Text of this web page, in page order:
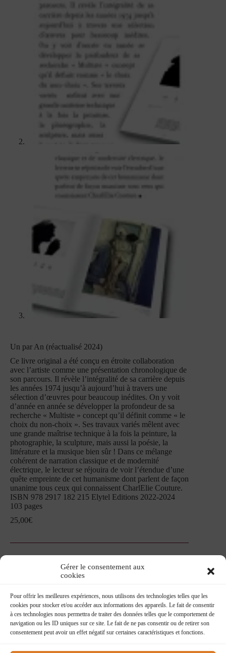
Gérer le consentement aux
cookies
Pour offrir les meilleures expériences, nous utilisons des technologies telles que les
cookies pour stocker et/ou accéder aux informations des appareils. Le fait de consentir
à ces technologies nous permettra de traiter des données telles que le comportement de
navigation ou les ID uniques sur ce site. Le fait de ne pas consentir ou de retirer son
consentement peut avoir un effet négatif sur certaines caractéristiques et fonctions.
Un par An (réactualisé 2024)
Ce livre original a été conçu en étroite collaboration
avec l’artiste comme une présentation chronologique de
son parcours. Il révèle l’intégralité de sa carrière depuis
les années 1974 jusqu’à aujourd’hui à travers une
sélection d’œuvres pour beaucoup inédites. On y voit
d’année en année se développer la profondeur de sa
recherche « Multiste » concept qu’il définit comme « le
choix du non-choix ». Ses travaux variés mêlent avec
une grande maîtrise technique à la fois la peinture, la
photographie, la sculpture, mais aussi la poésie, la
littérature et la musique bien sûr ! Dans ce mélange
cohérent de narration classique et de modernité
électrique, le lecteur se réjouira de voir l’étendue d’une
quête empreinte de cet humanisme dont parlent de façon
unanime tous ceux qui connaissent CharlElie Couture.
ISBN 978 2917 182 215 Elytel Editions 2022-2024
103 pages
25,00€